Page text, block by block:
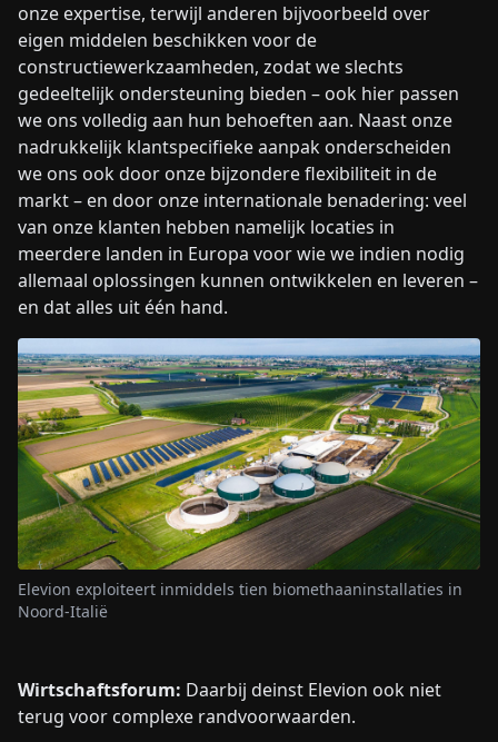
onze expertise, terwijl anderen bijvoorbeeld over
eigen middelen beschikken voor de
constructiewerkzaamheden, zodat we slechts
gedeeltelijk ondersteuning bieden – ook hier passen
we ons volledig aan hun behoeften aan. Naast onze
nadrukkelijk klantspecifieke aanpak onderscheiden
we ons ook door onze bijzondere flexibiliteit in de
markt – en door onze internationale benadering: veel
van onze klanten hebben namelijk locaties in
meerdere landen in Europa voor wie we indien nodig
allemaal oplossingen kunnen ontwikkelen en leveren –
en dat alles uit één hand.
Elevion exploiteert inmiddels tien biomethaaninstallaties in
Noord-Italië
Wirtschaftsforum: Daarbij deinst Elevion ook niet
terug voor complexe randvoorwaarden.